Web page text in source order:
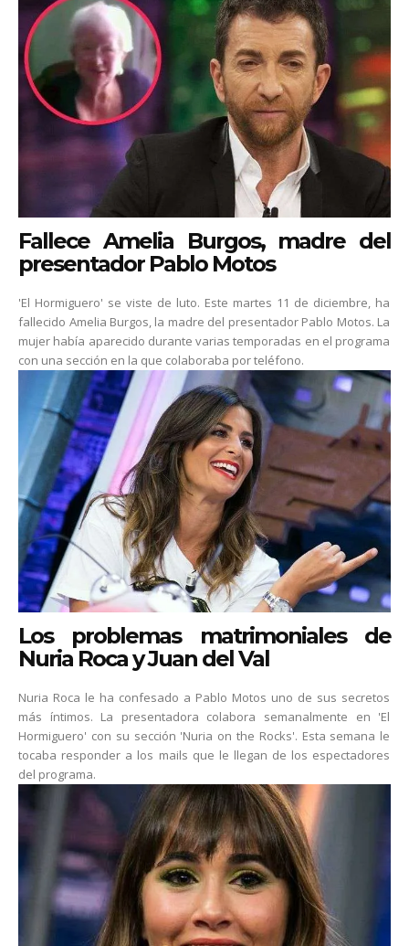
Fallece Amelia Burgos, madre del
presentador Pablo Motos
'El Hormiguero' se viste de luto. Este martes 11 de diciembre, ha
fallecido Amelia Burgos, la madre del presentador Pablo Motos. La
mujer había aparecido durante varias temporadas en el programa
con una sección en la que colaboraba por teléfono.
Los problemas matrimoniales de
Nuria Roca y Juan del Val
Nuria Roca le ha confesado a Pablo Motos uno de sus secretos
más íntimos. La presentadora colabora semanalmente en 'El
Hormiguero' con su sección 'Nuria on the Rocks'. Esta semana le
tocaba responder a los mails que le llegan de los espectadores
del programa.